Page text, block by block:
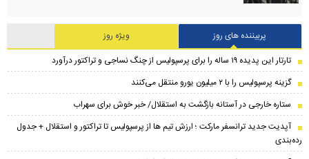
پربیننده های روز
ویژه روز
تارتار این پدیده ۱۹ ساله را برای پرسپولیس از چنگ نساجی و تراکتور درآورد
گزینه پرسپولیس را با ۲ میلیون یورو منتقل می‌کنند
ستاره خارجی در آستانه بازگشت به استقلال/ خبر خوش برای سهراب
​آپدیت جدید ترانسفر مارکت ؛ ارزش تیم ها از پرسپولیس تا تراکتور و استقلال + جدول
رده‌بندی